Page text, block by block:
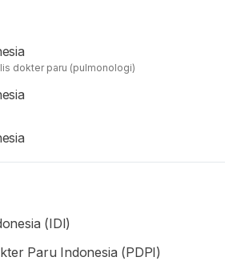
Dokter Paru
spesialis di Universitas
mendapatkan gelar
Universitas Indonesia.
dokter paru (pulmonologi)
(IDI)
Paru Indonesia (PDPI)